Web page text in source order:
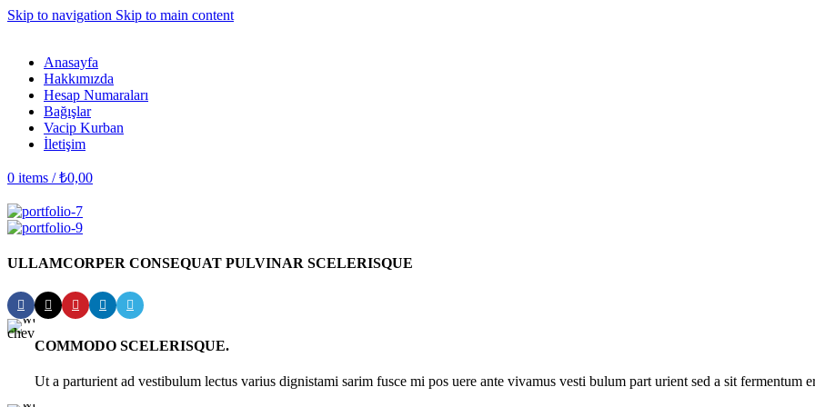
Skip to navigation Skip to main content
Anasayfa
Hakkımızda
Hesap Numaraları
Bağışlar
Vacip Kurban
İletişim
0 items / ₺0,00
ULLAMCORPER CONSEQUAT PULVINAR SCELERISQUE
COMMODO SCELERISQUE.
Ut a parturient ad vestibulum lectus varius dignistami sarim fusce mi pos uere ante vivamus vesti bulum part urient sed a sit fermentum